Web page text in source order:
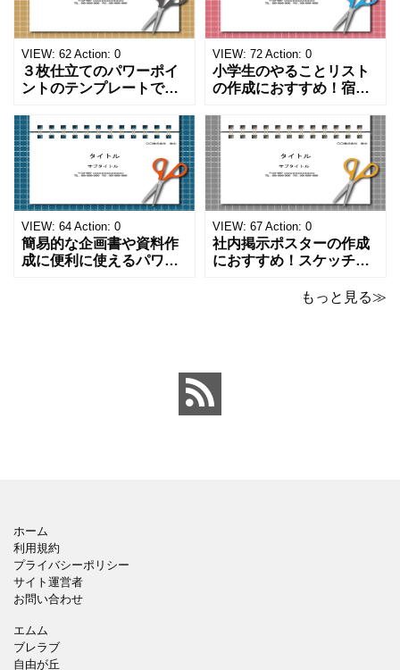
VIEW: 62 Action: 0
３枚仕立てのパワーポイ
ントのテンプレートで
ペンのワンポイントイラ
ストが描かれています。
ご案内やお知らせなど簡
単な資料を時短で作成で
きる便利なフォーマット
になります。 文房具好き
の方、掲示ポスターを作
成をされたい方におす
VIEW: 72 Action: 0
小学生のやることリスト
の作成におすすめ！宿題
事をまとめたい時のフォ
ーマットにおすすめしま
す。 ノートタイプのフォ
ーマットで文字入れをし
やすく、壁に貼ってもか
わいいデザインです。お
子さんが見てもテンショ
ンが上がるテンプレ
VIEW: 64 Action: 0
簡易的な企画書や資料作
成に便利に使えるパワー
VIEW: 67 Action: 0
社内掲示ポスターの作成
におすすめ！スケッチブ
なパワーポイントのテン
トにおすすめします。 ダ
ウンロードしてテキス
もっと見る≫
ホーム
利用規約
プライバシーポリシー
サイト運営者
お問い合わせ
エムム
ブレラブ
自由が丘